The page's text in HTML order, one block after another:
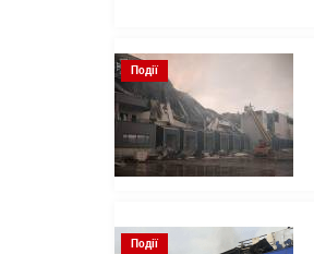
Події
Події